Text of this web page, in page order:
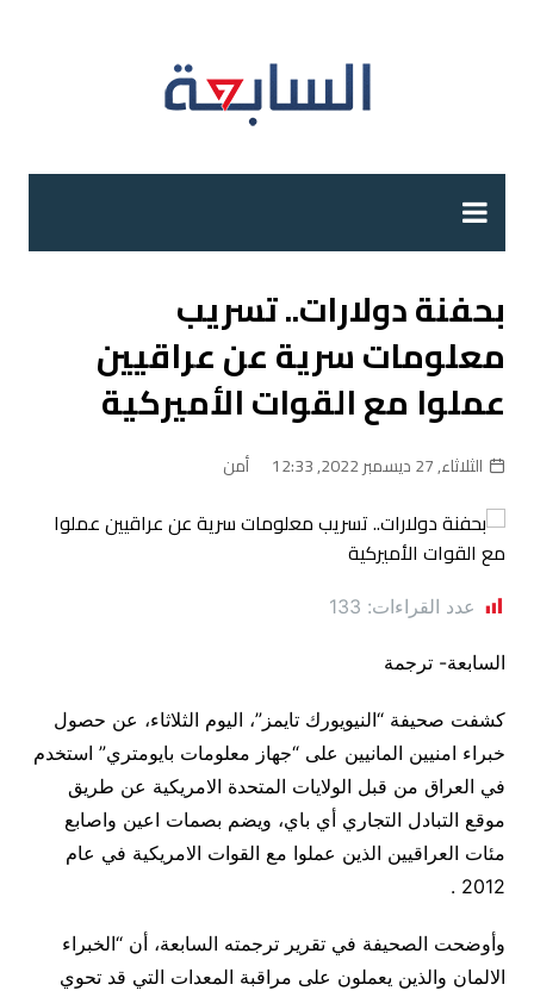
بحفنة دولارات.. تسريب
معلومات سرية عن عراقيين
عملوا مع القوات الأميركية
الثلاثاء, 27 ديسمبر 2022, 12:33 أمن
عدد القراءات: 133
السابعة- ترجمة
كشفت صحيفة “النيويورك تايمز”، اليوم الثلاثاء، عن حصول
خبراء امنيين المانيين على “جهاز معلومات بايومتري” استخدم
في العراق من قبل الولايات المتحدة الامريكية عن طريق
موقع التبادل التجاري أي باي، ويضم بصمات اعين واصابع
مئات العراقيين الذين عملوا مع القوات الامريكية في عام
2012
.
وأوضحت الصحيفة في تقرير ترجمته السابعة، أن “الخبراء
الالمان والذين يعملون على مراقبة المعدات التي قد تحوي